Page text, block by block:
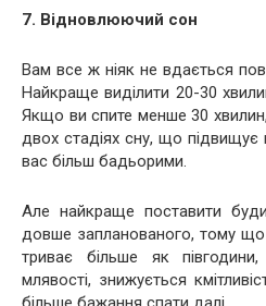
7. Відновлюючий сон
Вам все ж ніяк не вдається
Найкраще виділити 20-30
Якщо ви спите менше 30
двох стадіях сну, що підвищує
вас більш бадьорими.
Але найкраще поставити
довше запланованого, тому що
триває більше як
млявості, знижується